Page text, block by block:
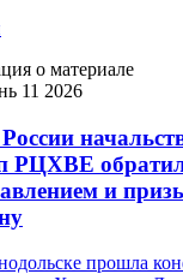
о материале
11 2026
РЦХВЕ
и